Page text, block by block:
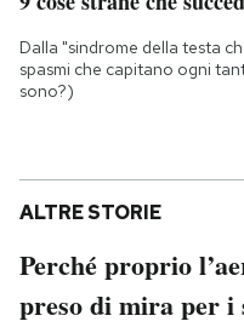
Dalla "sindrome della testa
spasmi che capitano ogni
sono?)
ALTRE STORIE
Perché proprio
preso di mira per i